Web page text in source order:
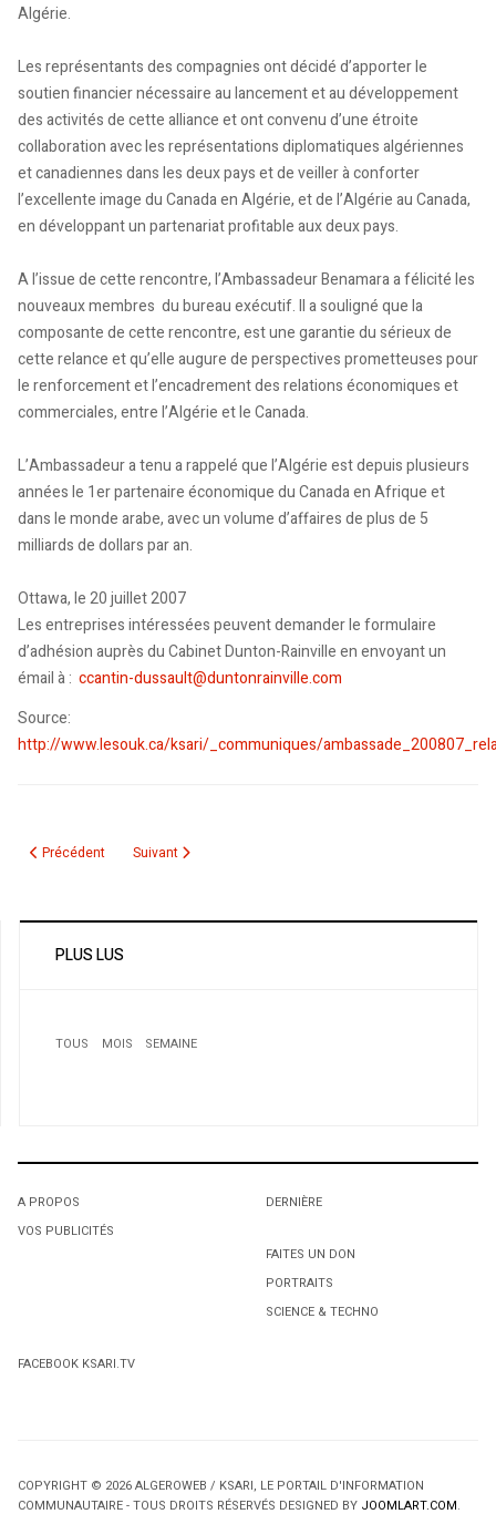
Algérie.
Les représentants des compagnies ont décidé d’apporter le
soutien financier nécessaire au lancement et au développement
des activités de cette alliance et ont convenu d’une étroite
collaboration avec les représentations diplomatiques algériennes
et canadiennes dans les deux pays et de veiller à conforter
l’excellente image du Canada en Algérie, et de l’Algérie au Canada,
en développant un partenariat profitable aux deux pays.
A l’issue de cette rencontre, l’Ambassadeur Benamara a félicité les
nouveaux membres du bureau exécutif. Il a souligné que la
composante de cette rencontre, est une garantie du sérieux de
cette relance et qu’elle augure de perspectives prometteuses pour
le renforcement et l’encadrement des relations économiques et
commerciales, entre l’Algérie et le Canada.
L’Ambassadeur a tenu a rappelé que l’Algérie est depuis plusieurs
années le 1er partenaire économique du Canada en Afrique et
dans le monde arabe, avec un volume d’affaires de plus de 5
milliards de dollars par an.
Ottawa, le 20 juillet 2007
Les entreprises intéressées peuvent demander le formulaire
d’adhésion auprès du Cabinet Dunton-Rainville en envoyant un
émail à : ccantin-dussault@duntonrainville.com
Source:
http://www.lesouk.ca/ksari/_communiques/
Article précédent : Communiqué: M. Abdelghani Amara, nouveau Consul
Précédent Article suivant : Colloque APN: Programme & Résolution
Suivant
PLUS LUS
TOUS MOIS
SEMAINE
Amraoui Hassane expose à Montréal: les couleurs du
Meurtre d’un jeune de 18 ans à Saint-Léonard: Mort
L'octroi accidentel du Gant Court.
L'octroi accidentel du Gant Court.
A PROPOS
VOS PUBLICITÉS
DERNIÈRE
FAITES UN DON
PORTRAITS
SCIENCE & TECHNO
FACEBOOK KSARI.TV
COPYRIGHT © 2026 ALGEROWEB / KSARI, LE PORTAIL D'INFORMATION
COMMUNAUTAIRE - TOUS DROITS RÉSERVÉS DESIGNED BY JOOMLART.COM.